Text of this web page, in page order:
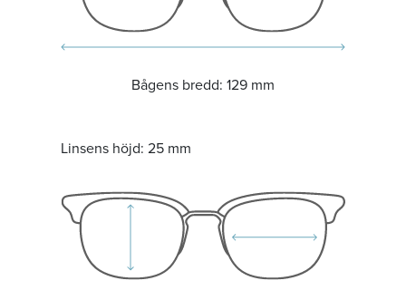
Bågens bredd: 129 mm
Linsens höjd: 25 mm